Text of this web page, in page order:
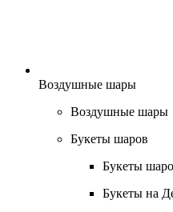
Воздушные шары
Воздушные шары
Букеты шаров
Букеты
Букеты на